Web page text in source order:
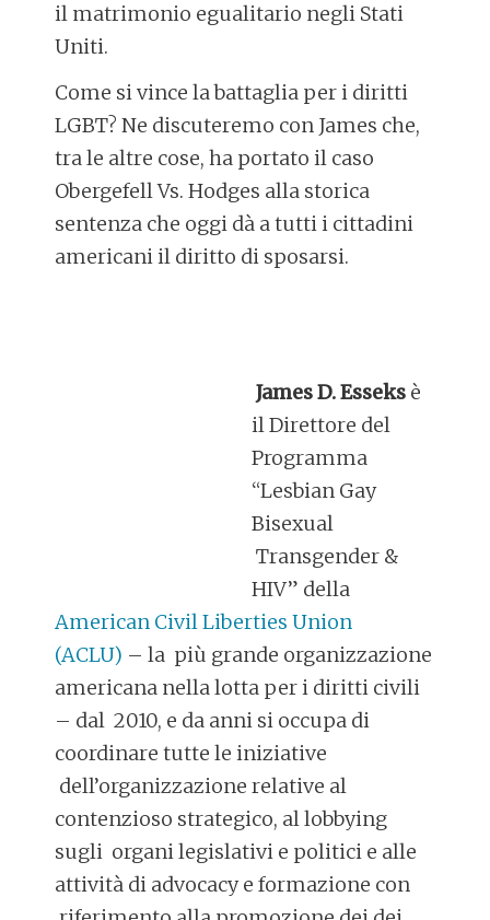
il matrimonio egualitario negli Stati
Uniti.
Come si vince la battaglia per i diritti
LGBT? Ne discuteremo con James che,
tra le altre cose, ha portato il caso
Obergefell Vs. Hodges alla storica
sentenza che oggi dà a tutti i cittadini
americani il diritto di sposarsi.
James D. Esseks è
il Direttore del
Programma
“Lesbian Gay
Bisexual
Transgender &
HIV” della
American Civil Liberties Union
(ACLU) – la più grande organizzazione
americana nella lotta per i diritti civili
– dal 2010, e da anni si occupa di
coordinare tutte le iniziative
dell’organizzazione relative al
contenzioso strategico, al lobbying
sugli organi legislativi e politici e alle
attività di advocacy e formazione con